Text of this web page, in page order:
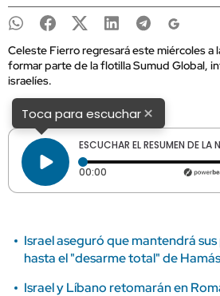
Celeste Fierro regresará este miércoles a
formar parte de la flotilla Sumud Global,
israelíes.
Toca para escuchar×
ESCUCHAR EL RESUMEN DE LA
00:00 Tiempo transcurrido: 0
Israel aseguró que mantendrá
hasta el "desarme total" de Hamás
Israel y Líbano retomarán en